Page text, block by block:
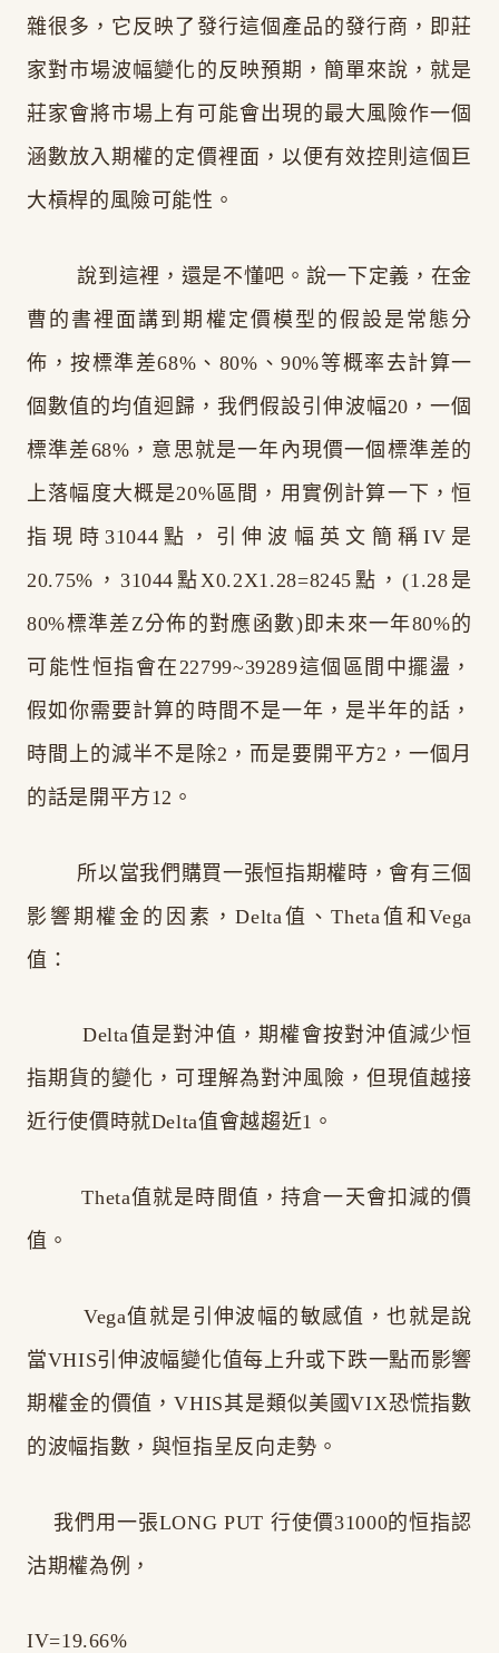
雜很多，它反映了發行這個產品的發行商，即莊
家對市場波幅變化的反映預期，簡單來說，就是
莊家會將市場上有可能會出現的最大風險作一個
涵數放入期權的定價裡面，以便有效控則這個巨
大槓桿的風險可能性。
說到這裡，還是不懂吧。說一下定義，在金
曹的書裡面講到期權定價模型的假設是常態分
佈，按標準差68%、80%、90%等概率去計算一
個數值的均值迴歸，我們假設引伸波幅20，一個
標準差68%，意思就是一年內現價一個標準差的
上落幅度大概是20%區間，用實例計算一下，恒
指現時31044點，引伸波幅英文簡稱IV是
20.75%，31044點X0.2X1.28=8245點，(1.28是
80%標準差Z分佈的對應函數)即未來一年80%的
可能性恒指會在22799~39289這個區間中擺盪，
假如你需要計算的時間不是一年，是半年的話，
時間上的減半不是除2，而是要開平方2，一個月
的話是開平方12。
所以當我們購買一張恒指期權時，會有三個
影響期權金的因素，Delta值、Theta值和Vega
值：
Delta值是對沖值，期權會按對沖值減少恒
指期貨的變化，可理解為對沖風險，但現值越接
近行使價時就Delta值會越趨近1。
Theta值就是時間值，持倉一天會扣減的價
值。
Vega值就是引伸波幅的敏感值，也就是說
當VHIS引伸波幅變化值每上升或下跌一點而影響
期權金的價值，VHIS其是類似美國VIX恐慌指數
的波幅指數，與恒指呈反向走勢。
我們用一張LONG PUT 行使價31000的恒指認
沽期權為例，
IV=19.66%